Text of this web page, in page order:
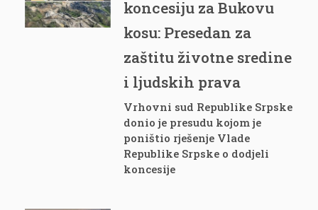
koncesiju za Bukovu
kosu: Presedan za
zaštitu životne sredine
i ljudskih prava
Vrhovni sud Republike Srpske
donio je presudu kojom je
poništio rješenje Vlade
Republike Srpske o dodjeli
koncesije